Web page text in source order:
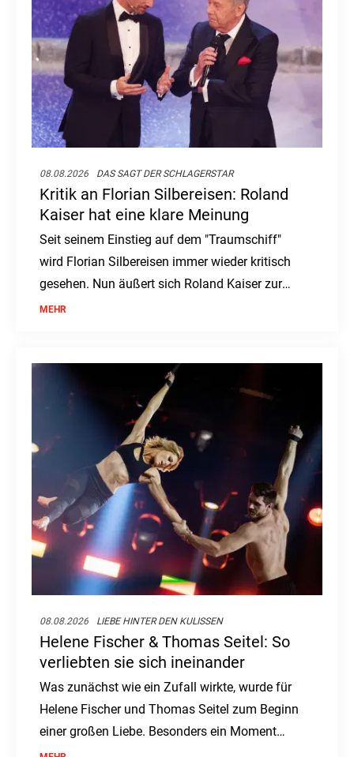
08.08.2026 DAS SAGT DER SCHLAGERSTAR
Kritik an Florian Silbereisen: Roland
Kaiser hat eine klare Meinung
Seit seinem Einstieg auf dem "Traumschiff"
wird Florian Silbereisen immer wieder kritisch
gesehen. Nun äußert sich Roland Kaiser zur
Debatte um den ZDF-Kapitän.
MEHR
08.08.2026 LIEBE HINTER DEN KULISSEN
Helene Fischer & Thomas Seitel: So
verliebten sie sich ineinander
Was zunächst wie ein Zufall wirkte, wurde für
Helene Fischer und Thomas Seitel zum Beginn
einer großen Liebe. Besonders ein Moment
blieb ihm bis heute im Herzen.